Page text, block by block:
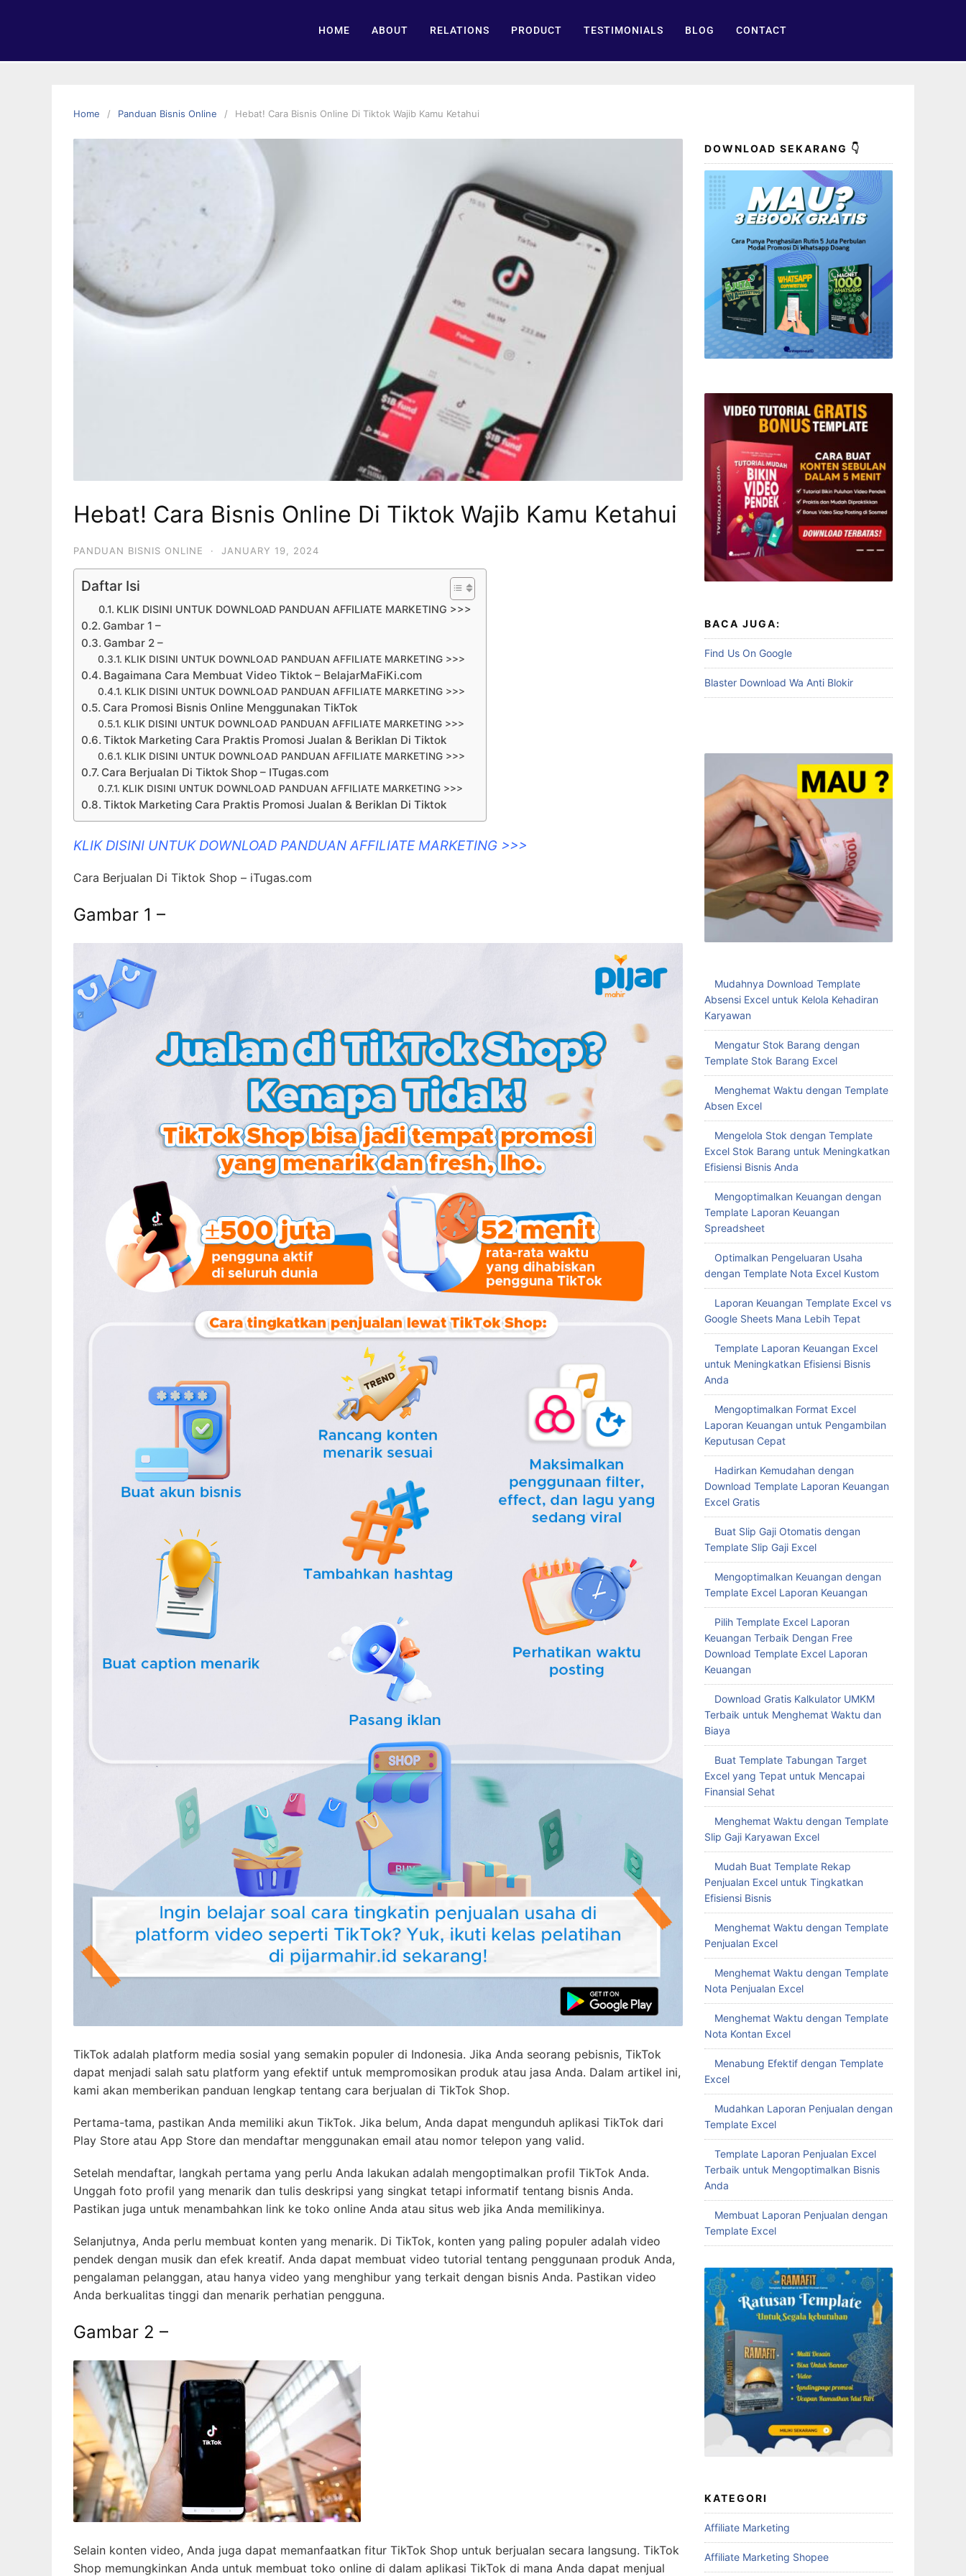
HOME ABOUT RELATIONS PRODUCT TESTIMONIALS BLOG CONTACT
Home Panduan Bisnis Online Hebat! Cara Bisnis Online Di Tiktok Wajib Kamu Ketahui
Hebat! Cara Bisnis Online Di Tiktok Wajib Kamu Ketahui
PANDUAN BISNIS ONLINE · JANUARY 19, 2024
Daftar Isi
KLIK DISINI UNTUK DOWNLOAD PANDUAN AFFILIATE MARKETING >>>
Gambar 1 –
Gambar 2 –
KLIK DISINI UNTUK DOWNLOAD PANDUAN AFFILIATE MARKETING >>>
Bagaimana Cara Membuat Video Tiktok – BelajarMaFiKi.com
KLIK DISINI UNTUK DOWNLOAD PANDUAN AFFILIATE MARKETING >>>
Cara Promosi Bisnis Online Menggunakan TikTok
KLIK DISINI UNTUK DOWNLOAD PANDUAN AFFILIATE MARKETING >>>
Tiktok Marketing Cara Praktis Promosi Jualan & Beriklan Di Tiktok
KLIK DISINI UNTUK DOWNLOAD PANDUAN AFFILIATE MARKETING >>>
Cara Berjualan Di Tiktok Shop – ITugas.com
KLIK DISINI UNTUK DOWNLOAD PANDUAN AFFILIATE MARKETING >>>
Tiktok Marketing Cara Praktis Promosi Jualan & Beriklan Di Tiktok
KLIK DISINI UNTUK DOWNLOAD PANDUAN AFFILIATE MARKETING >>>
Cara Berjualan Di Tiktok Shop – iTugas.com
Gambar 1 –
TikTok adalah platform media sosial yang semakin populer di Indonesia. Jika Anda seorang pebisnis, TikTok
dapat menjadi salah satu platform yang efektif untuk mempromosikan produk atau jasa Anda. Dalam artikel ini,
kami akan memberikan panduan lengkap tentang cara berjualan di TikTok Shop.
Pertama-tama, pastikan Anda memiliki akun TikTok. Jika belum, Anda dapat mengunduh aplikasi TikTok dari
Play Store atau App Store dan mendaftar menggunakan email atau nomor telepon yang valid.
Setelah mendaftar, langkah pertama yang perlu Anda lakukan adalah mengoptimalkan profil TikTok Anda.
Unggah foto profil yang menarik dan tulis deskripsi yang singkat tetapi informatif tentang bisnis Anda.
Pastikan juga untuk menambahkan link ke toko online Anda atau situs web jika Anda memilikinya.
Selanjutnya, Anda perlu membuat konten yang menarik. Di TikTok, konten yang paling populer adalah video
pendek dengan musik dan efek kreatif. Anda dapat membuat video tutorial tentang penggunaan produk Anda,
pengalaman pelanggan, atau hanya video yang menghibur yang terkait dengan bisnis Anda. Pastikan video
Anda berkualitas tinggi dan menarik perhatian pengguna.
Gambar 2 –
Selain konten video, Anda juga dapat memanfaatkan fitur TikTok Shop untuk berjualan secara langsung. TikTok
Shop memungkinkan Anda untuk membuat toko online di dalam aplikasi TikTok di mana Anda dapat menjual
DOWNLOAD SEKARANG 👇
BACA JUGA:
Find Us On Google
Blaster Download Wa Anti Blokir
Mudahnya Download Template
Absensi Excel untuk Kelola Kehadiran
Karyawan
Mengatur Stok Barang dengan
Template Stok Barang Excel
Menghemat Waktu dengan Template
Absen Excel
Mengelola Stok dengan Template
Excel Stok Barang untuk Meningkatkan
Efisiensi Bisnis Anda
Mengoptimalkan Keuangan dengan
Template Laporan Keuangan
Spreadsheet
Optimalkan Pengeluaran Usaha
dengan Template Nota Excel Kustom
Laporan Keuangan Template Excel vs
Google Sheets Mana Lebih Tepat
Template Laporan Keuangan Excel
untuk Meningkatkan Efisiensi Bisnis
Anda
Mengoptimalkan Format Excel
Laporan Keuangan untuk Pengambilan
Keputusan Cepat
Hadirkan Kemudahan dengan
Download Template Laporan Keuangan
Excel Gratis
Buat Slip Gaji Otomatis dengan
Template Slip Gaji Excel
Mengoptimalkan Keuangan dengan
Template Excel Laporan Keuangan
Pilih Template Excel Laporan
Keuangan Terbaik Dengan Free
Download Template Excel Laporan
Keuangan
Download Gratis Kalkulator UMKM
Terbaik untuk Menghemat Waktu dan
Biaya
Buat Template Tabungan Target
Excel yang Tepat untuk Mencapai
Finansial Sehat
Menghemat Waktu dengan Template
Slip Gaji Karyawan Excel
Mudah Buat Template Rekap
Penjualan Excel untuk Tingkatkan
Efisiensi Bisnis
Menghemat Waktu dengan Template
Penjualan Excel
Menghemat Waktu dengan Template
Nota Penjualan Excel
Menghemat Waktu dengan Template
Nota Kontan Excel
Menabung Efektif dengan Template
Excel
Mudahkan Laporan Penjualan dengan
Template Excel
Template Laporan Penjualan Excel
Terbaik untuk Mengoptimalkan Bisnis
Anda
Membuat Laporan Penjualan dengan
Template Excel
KATEGORI
Affiliate Marketing
Affiliate Marketing Shopee